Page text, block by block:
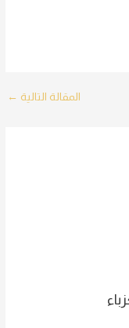
المقالة التالية ←